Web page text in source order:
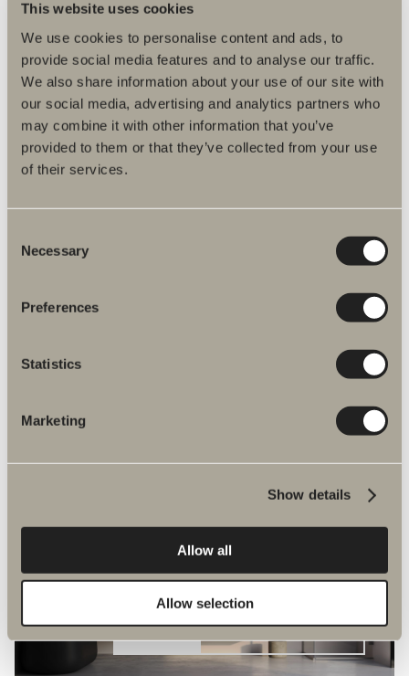
This website uses cookies
We use cookies to personalise content and ads, to
provide social media features and to analyse our traffic.
We also share information about your use of our site with
our social media, advertising and analytics partners who
may combine it with other information that you’ve
provided to them or that they’ve collected from your use
of their services.
Selection
Necessary
Preferences
Statistics
Marketing
Show details
Allow all
Allow selection
Duschpaket inklusive handdusch och termostatblandare.
Pris: 5 380 kr
Finns i flera varianter
GÅ TILL PRODUKT
Som en tom målarduk. Flytta runt de magnetiska krokarna efter
Nyheter till badrummet